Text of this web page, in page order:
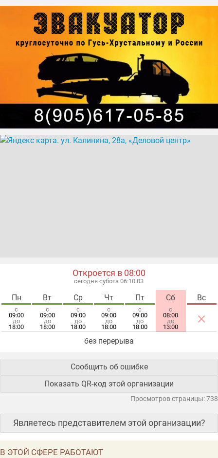
Откроется в 08:00
сегодня субота 06:10:04
Пн
с
09:00
до
18:00
Вт
с
09:00
до
18:00
Ср
с
09:00
до
18:00
Чт
с
09:00
до
18:00
Пт
с
09:00
до
18:00
Сб
с
08:00
до
13:00
Вс
×
без перерыва
Сообщить об ошибке
Показать QR-код этой организации
Просмотров страницы: 738
Являетесь представителем этой организации?
В ЭТОЙ СФЕРЕ РАБОТАЮТ